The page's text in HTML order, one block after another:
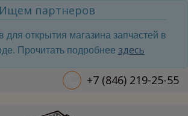
Ищем партнеров
открытия магазина запчастей в
Прочитать подробнее здесь
+7 (846) 219-25-55